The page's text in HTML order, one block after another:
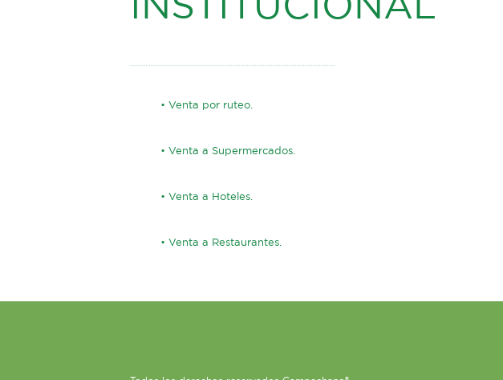
• Venta por ruteo.
• Venta a Supermercados.
• Venta a Hoteles.
• Venta a Restaurantes.